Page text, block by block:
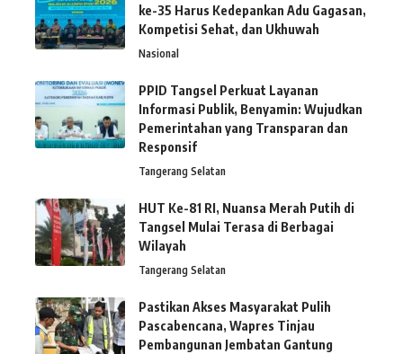
ke-35 Harus Kedepankan Adu Gagasan,
Kompetisi Sehat, dan Ukhuwah
Nasional
PPID Tangsel Perkuat Layanan
Informasi Publik, Benyamin: Wujudkan
Pemerintahan yang Transparan dan
Responsif
Tangerang Selatan
HUT Ke-81 RI, Nuansa Merah Putih di
Tangsel Mulai Terasa di Berbagai
Wilayah
Tangerang Selatan
Pastikan Akses Masyarakat Pulih
Pascabencana, Wapres Tinjau
Pembangunan Jembatan Gantung